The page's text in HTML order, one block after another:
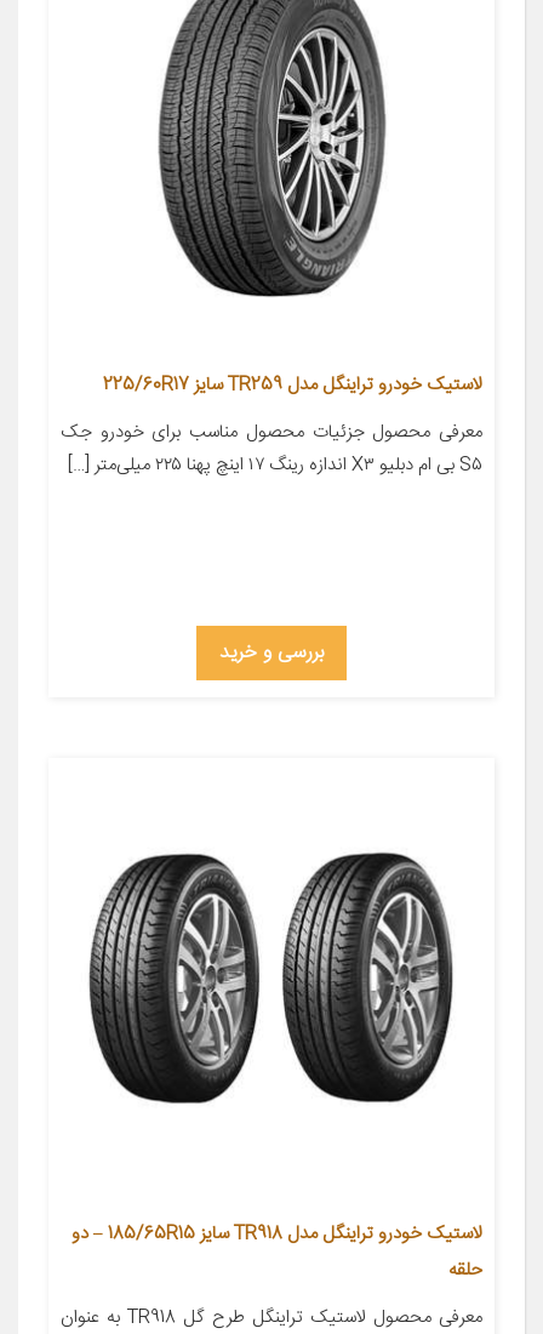
لاستیک خودرو تراینگل مدل TR259 سایز 225/60R17
معرفی محصول جزئیات محصول مناسب برای خودرو جک
S۵ بی ام دبلیو X۳ اندازه رینگ ۱۷ اینچ پهنا ۲۲۵ میلی‌متر […]
بررسی و خرید
لاستیک خودرو تراینگل مدل TR918 سایز 185/65R15 – دو
حلقه
معرفی محصول لاستیک تراینگل طرح گل TR918 به عنوان